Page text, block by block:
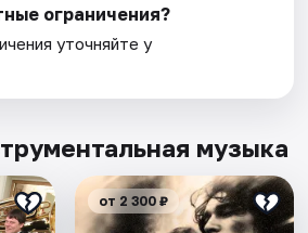
ограничения?
уточняйте у
музыка
от 2 300 ₽